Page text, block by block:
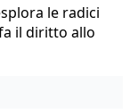
le radici
il diritto allo